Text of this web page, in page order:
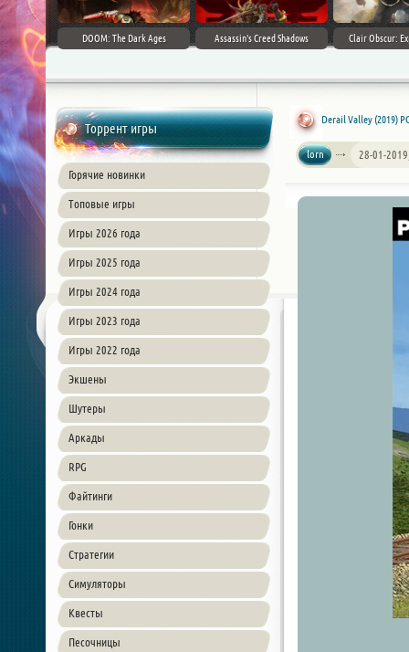
DOOM: The Dark Ages Assassin's Creed Shadows Clair Obscur:
Торрент игры
Горячие новинки
Топовые игры
Игры 2026 года
Игры 2025 года
Игры 2024 года
Игры 2023 года
Игры 2022 года
Экшены
Шутеры
Аркады
RPG
Файтинги
Гонки
Стратегии
Симуляторы
Квесты
Песочницы
Derail Valley (2019)
lorn 28-01-